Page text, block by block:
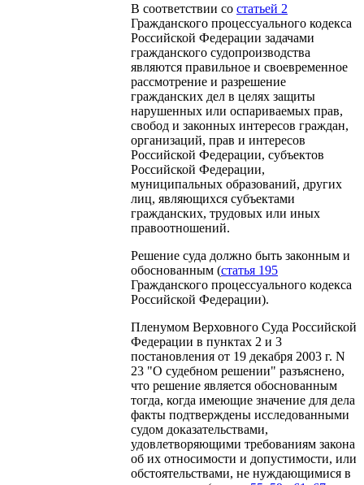
В соответствии со статьей 2
Гражданского процессуального кодекса
Российской Федерации задачами
гражданского судопроизводства
являются правильное и своевременное
рассмотрение и разрешение
гражданских дел в целях защиты
нарушенных или оспариваемых прав,
свобод и законных интересов граждан,
организаций, прав и интересов
Российской Федерации, субъектов
Российской Федерации,
муниципальных образований, других
лиц, являющихся субъектами
гражданских, трудовых или иных
правоотношений.
Решение суда должно быть законным и
обоснованным (статья 195
Гражданского процессуального кодекса
Российской Федерации).
Пленумом Верховного Суда Российской
Федерации в пунктах 2 и 3
постановления от 19 декабря 2003 г. N
23 "О судебном решении" разъяснено,
что решение является обоснованным
тогда, когда имеющие значение для дела
факты подтверждены исследованными
судом доказательствами,
удовлетворяющими требованиям закона
об их относимости и допустимости, или
обстоятельствами, не нуждающимися в